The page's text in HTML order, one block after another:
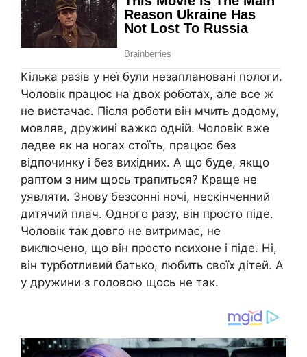
Кілька разів у неї були незаплановані пологи.
Чоловік працює на двох роботах, але все ж
не вистачає. Після роботи він мчить додому,
мовляв, дружині важко одній. Чоловік вже
ледве як на ногах стоїть, працює без
відпочинку і без вихідних. А що буде, якщо
раптом з ним щось трапиться? Краще не
уявляти. Знову безсонні ночі, нескінченний
дитячий плач. Одного разу, він просто піде.
Чоловік так довго не витримає, не
виключено, що він просто nсихоне і піде. Ні,
він турботливий батько, любить своїх дітей. А
у дружини з головою щось не так.